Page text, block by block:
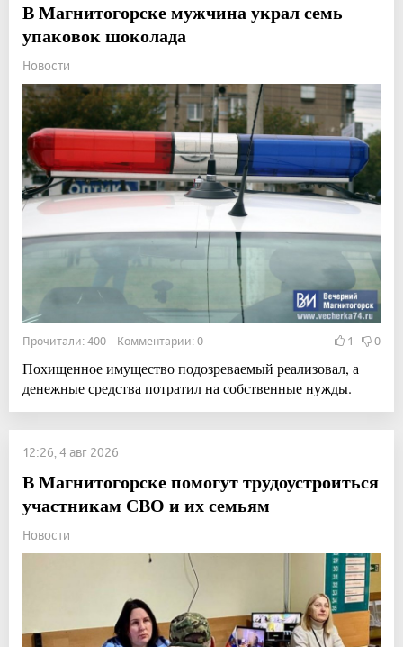
В Магнитогорске мужчина украл семь
упаковок шоколада
Новости
Прочитали: 400 Комментарии: 0 1 0
Похищенное имущество подозреваемый реализовал, а
денежные средства потратил на собственные нужды.
12:26, 4 авг 2026
В Магнитогорске помогут трудоустроиться
участникам СВО и их семьям
Новости